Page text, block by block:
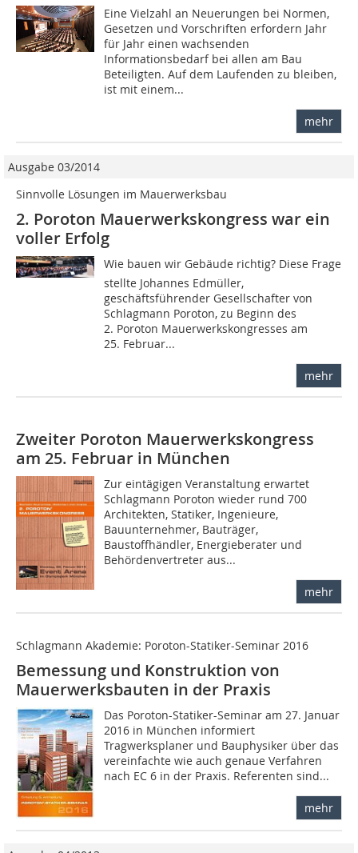
Eine Vielzahl an Neuerungen bei Normen,
Gesetzen und Vorschriften erfordern Jahr
für Jahr einen wachsenden
Informationsbedarf bei allen am Bau
Beteiligten. Auf dem Laufenden zu bleiben,
ist mit einem...
mehr
Ausgabe 03/2014
Sinnvolle Lösungen im Mauerwerksbau
2. Poroton Mauerwerkskongress war ein
voller Erfolg
Wie bauen wir Gebäude richtig? Diese Frage
stellte Johannes Edmüller,
geschäftsführender Gesellschafter von
Schlagmann Poroton, zu Beginn des
2. Poroton Mauerwerkskongresses am
25. Februar...
mehr
Zweiter Poroton Mauerwerkskongress
am 25. Februar in München
Zur eintägigen Veranstaltung erwartet
Schlagmann Poroton wieder rund 700
Architekten, Statiker, Ingenieure,
Bauunternehmer, Bauträger,
Baustoffhändler, Energieberater und
Behördenvertreter aus...
mehr
Schlagmann Akademie: Poroton-Statiker-Seminar 2016
Bemessung und Konstruktion von
Mauerwerksbauten in der Praxis
Das Poroton-Statiker-Seminar am 27. Januar
2016 in München informiert
Tragwerksplaner und Bauphysiker über das
vereinfachte wie auch genaue Verfahren
nach EC 6 in der Praxis. Referenten sind...
mehr